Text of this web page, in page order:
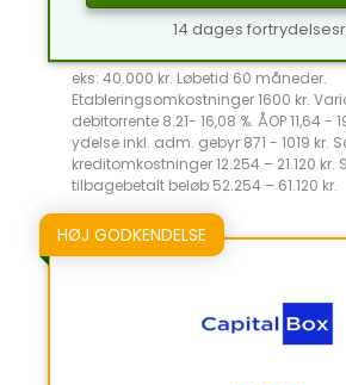
14 dages
eks: 40.000 kr. Løbetid 60 måneder.
Etableringsomkostninger 1600 kr.
debitorrente 8.21- 16,08 %. ÅOP 11,64 -
ydelse inkl. adm. gebyr 871 - 1019 kr.
kreditomkostninger 12.254 – 21.120 kr.
tilbagebetalt beløb 52.254 – 61.120 kr.
HØJ GODKENDELSE